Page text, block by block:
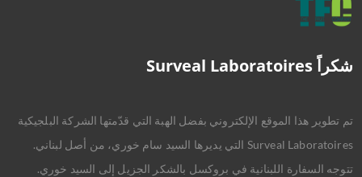
شكراً Surveal Laboratoires
تم تطوير هذا الموقع الإلكتروني بفضل الهبة التي قدّمتها الشركة البلجيكية
Surveal Laboratoires التي يديرها السيد سام خوري، من أصل لبناني.
تتوجه السفارة اللبنانية في بروكسل بالشكر الجزيل إلى السيد خوري.